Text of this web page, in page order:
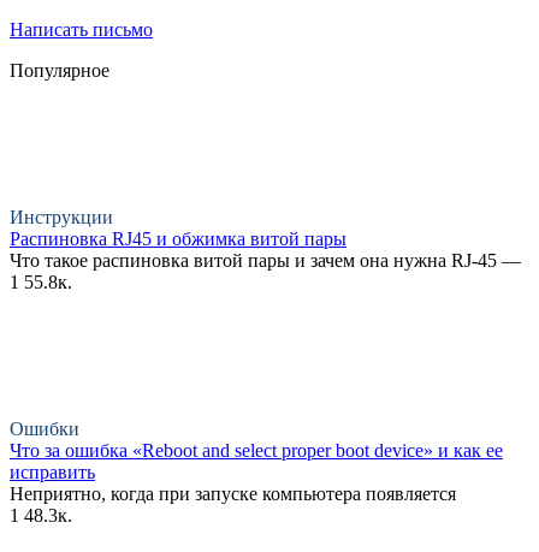
Написать письмо
Популярное
Инструкции
Распиновка RJ45 и обжимка витой пары
Что такое распиновка витой пары и зачем она нужна RJ-45 —
1 55.8к.
Ошибки
Что за ошибка «Reboot and select proper boot device» и как ее
исправить
Неприятно, когда при запуске компьютера появляется
1 48.3к.